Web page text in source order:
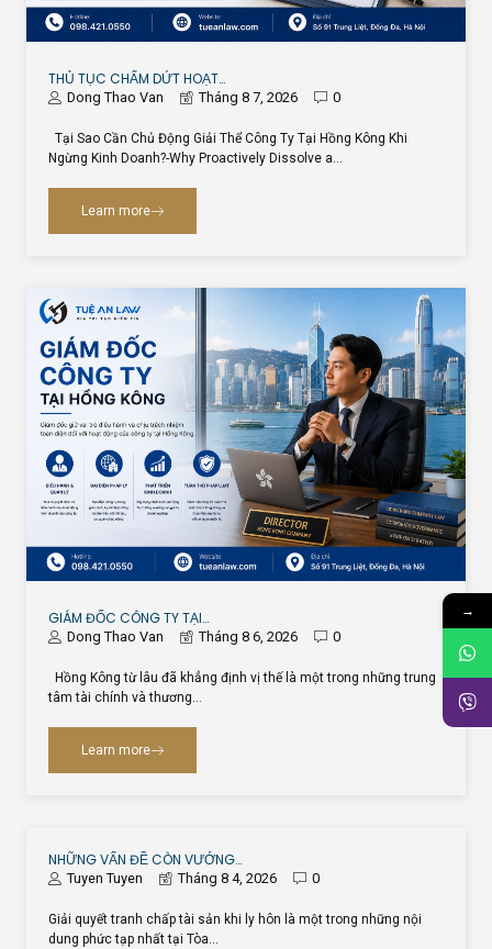
THỦ TỤC CHẤM DỨT HOẠT…
Dong Thao Van Tháng 8 7, 2026 0
Tại Sao Cần Chủ Động Giải Thể Công Ty Tại Hồng Kông Khi
Ngừng Kinh Doanh?-Why Proactively Dissolve a…
Learn more
GIÁM ĐỐC CÔNG TY TẠI…
Dong Thao Van Tháng 8 6, 2026 0
Hồng Kông từ lâu đã khẳng định vị thế là một trong những trung
tâm tài chính và thương…
Learn more
NHỮNG VẤN ĐỀ CÒN VƯỚNG…
Tuyen Tuyen Tháng 8 4, 2026 0
Giải quyết tranh chấp tài sản khi ly hôn là một trong những nội
dung phức tạp nhất tại Tòa…
→